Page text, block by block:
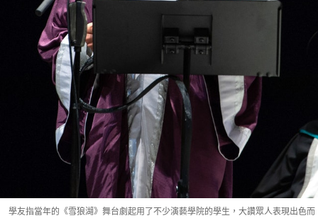
學友指當年的《雪狼湖》舞台劇起用了不少演藝學院的學生，大讚眾人表現出色而